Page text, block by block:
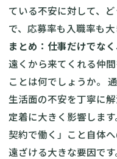
ている不安に対して、
で、応募率も入職率も大
まとめ：仕事だけでな
遠くから来てくれる仲
ことは何でしょうか。
生活面の不安を丁寧に
定着に大きく影響しま
契約で働く」こと自体
遠ざける大きな要因です